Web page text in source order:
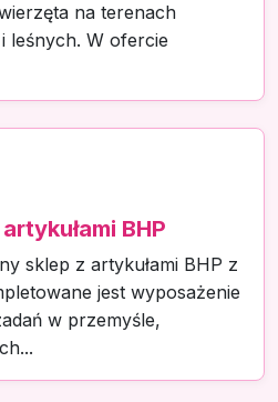
na terenach
leśnych. W ofercie
BHP
sklep z artykułami BHP z
jest wyposażenie
w przemyśle,